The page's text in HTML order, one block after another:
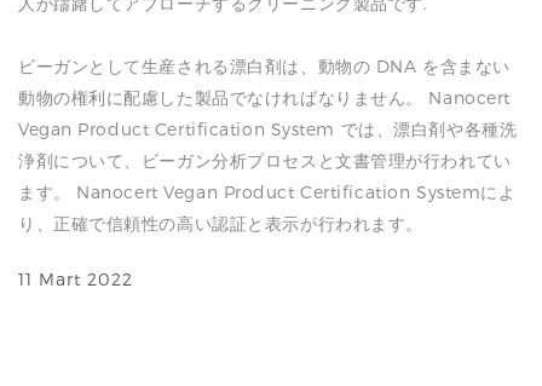
ビーガンとして生産される漂白剤は、動物の DNA を含まない
動物の権利に配慮した製品でなければなりません。 Nanocert
Vegan Product Certification System では、漂白剤や各種洗
浄剤について、ビーガン分析プロセスと文書管理が行われてい
ます。 Nanocert Vegan Product Certification Systemによ
り、正確で信頼性の高い認証と表示が行われます。
11 Mart 2022